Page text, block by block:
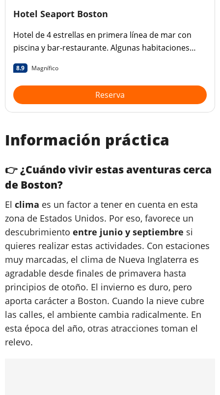
Hotel Seaport Boston
Hotel de 4 estrellas en primera línea de mar con
piscina y bar-restaurante. Algunas habitaciones
extraordinaria.
8.9 Magnífico
Reserva
Información práctica
👉 ¿Cuándo vivir estas aventuras cerca
de Boston?
El clima es un factor a tener en cuenta en esta
zona de Estados Unidos. Por eso, favorece un
descubrimiento entre junio y septiembre si
quieres realizar estas actividades. Con estaciones
muy marcadas, el clima de Nueva Inglaterra es
agradable desde finales de primavera hasta
principios de otoño. El invierno es duro, pero
aporta carácter a Boston. Cuando la nieve cubre
las calles, el ambiente cambia radicalmente. En
esta época del año, otras atracciones toman el
relevo.